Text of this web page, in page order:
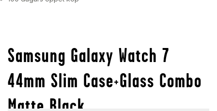
Samsung Galaxy Watch 7
44mm Slim Case+Glass Combo
Matte Black